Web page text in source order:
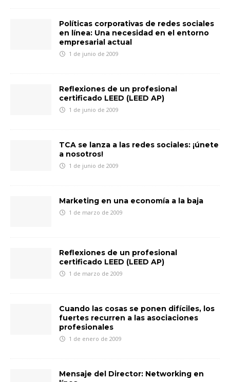
Políticas corporativas de redes sociales
en línea: Una necesidad en el entorno
empresarial actual
1 de junio de 2009
Reflexiones de un profesional
certificado LEED (LEED AP)
1 de junio de 2009
TCA se lanza a las redes sociales: ¡únete
a nosotros!
1 de junio de 2009
Marketing en una economía a la baja
1 de marzo de 2009
Reflexiones de un profesional
certificado LEED (LEED AP)
1 de marzo de 2009
Cuando las cosas se ponen difíciles, los
fuertes recurren a las asociaciones
profesionales
1 de enero de 2009
Mensaje del Director: Networking en